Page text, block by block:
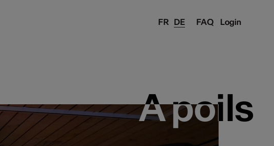
FAQ Login
FR DE
A poils
A poils